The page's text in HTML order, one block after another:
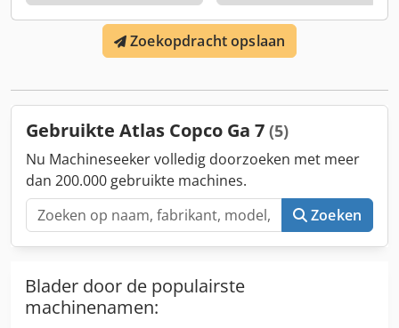
Zoekopdracht opslaan
Gebruikte Atlas Copco Ga 7 (5)
Nu Machineseeker volledig doorzoeken met meer
dan 200.000 gebruikte machines.
Zoeken
Blader door de populairste
machinenamen: